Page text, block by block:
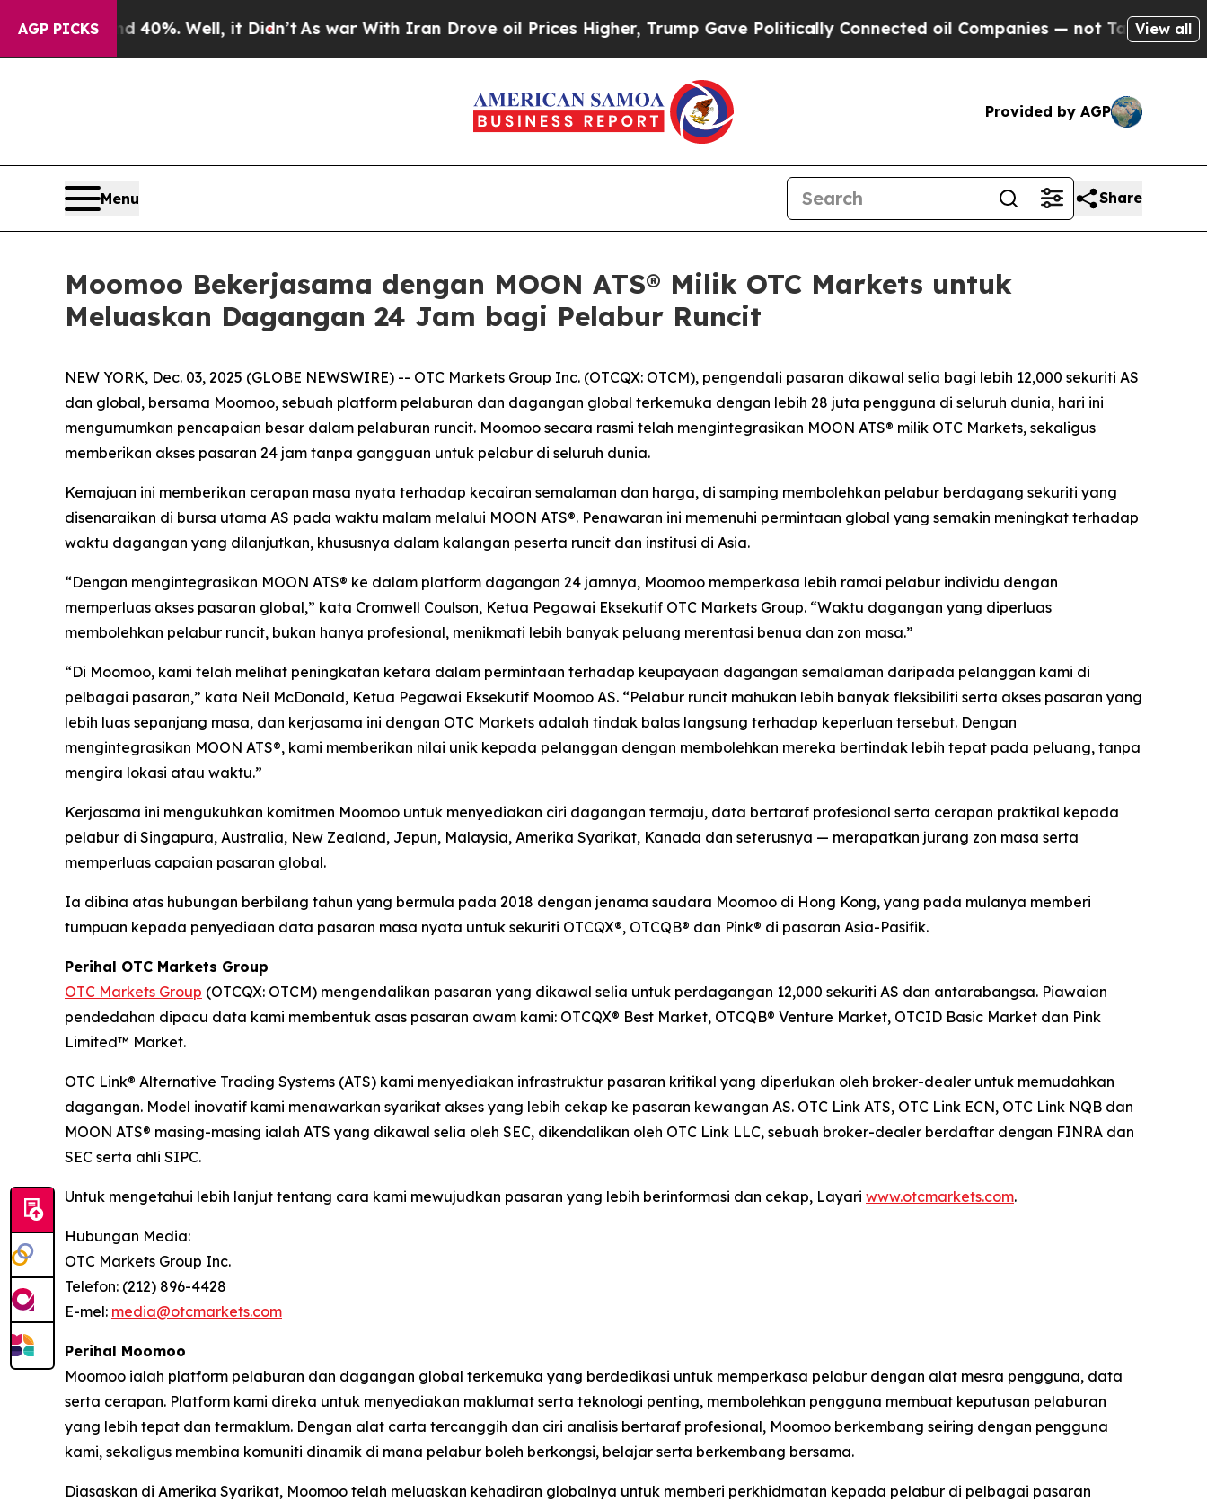
AGP PICKS40%. Well, it Didn’tAs war With Iran Drove oil Prices Higher, Trump Gave Politically Connected oil Companies — not Taxpayers — theView all
Provided by AGP
Menu Share
Moomoo Bekerjasama dengan MOON ATS® Milik OTC Markets untuk
Meluaskan Dagangan 24 Jam bagi Pelabur Runcit
NEW YORK, Dec. 03, 2025 (GLOBE NEWSWIRE) -- OTC Markets Group Inc. (OTCQX: OTCM), pengendali pasaran dikawal selia bagi lebih 12,000 sekuriti AS
dan global, bersama Moomoo, sebuah platform pelaburan dan dagangan global terkemuka dengan lebih 28 juta pengguna di seluruh dunia, hari ini
mengumumkan pencapaian besar dalam pelaburan runcit. Moomoo secara rasmi telah mengintegrasikan MOON ATS® milik OTC Markets, sekaligus
memberikan akses pasaran 24 jam tanpa gangguan untuk pelabur di seluruh dunia.
Kemajuan ini memberikan cerapan masa nyata terhadap kecairan semalaman dan harga, di samping membolehkan pelabur berdagang sekuriti yang
disenaraikan di bursa utama AS pada waktu malam melalui MOON ATS®. Penawaran ini memenuhi permintaan global yang semakin meningkat terhadap
waktu dagangan yang dilanjutkan, khususnya dalam kalangan peserta runcit dan institusi di Asia.
“Dengan mengintegrasikan MOON ATS® ke dalam platform dagangan 24 jamnya, Moomoo memperkasa lebih ramai pelabur individu dengan
memperluas akses pasaran global,” kata Cromwell Coulson, Ketua Pegawai Eksekutif OTC Markets Group. “Waktu dagangan yang diperluas
membolehkan pelabur runcit, bukan hanya profesional, menikmati lebih banyak peluang merentasi benua dan zon masa.”
“Di Moomoo, kami telah melihat peningkatan ketara dalam permintaan terhadap keupayaan dagangan semalaman daripada pelanggan kami di
pelbagai pasaran,” kata Neil McDonald, Ketua Pegawai Eksekutif Moomoo AS. “Pelabur runcit mahukan lebih banyak fleksibiliti serta akses pasaran yang
lebih luas sepanjang masa, dan kerjasama ini dengan OTC Markets adalah tindak balas langsung terhadap keperluan tersebut. Dengan
mengintegrasikan MOON ATS®, kami memberikan nilai unik kepada pelanggan dengan membolehkan mereka bertindak lebih tepat pada peluang, tanpa
mengira lokasi atau waktu.”
Kerjasama ini mengukuhkan komitmen Moomoo untuk menyediakan ciri dagangan termaju, data bertaraf profesional serta cerapan praktikal kepada
pelabur di Singapura, Australia, New Zealand, Jepun, Malaysia, Amerika Syarikat, Kanada dan seterusnya — merapatkan jurang zon masa serta
memperluas capaian pasaran global.
Ia dibina atas hubungan berbilang tahun yang bermula pada 2018 dengan jenama saudara Moomoo di Hong Kong, yang pada mulanya memberi
tumpuan kepada penyediaan data pasaran masa nyata untuk sekuriti OTCQX®, OTCQB® dan Pink® di pasaran Asia-Pasifik.
Perihal OTC Markets Group
OTC Markets Group (OTCQX: OTCM) mengendalikan pasaran yang dikawal selia untuk perdagangan 12,000 sekuriti AS dan antarabangsa. Piawaian
pendedahan dipacu data kami membentuk asas pasaran awam kami: OTCQX® Best Market, OTCQB® Venture Market, OTCID Basic Market dan Pink
Limited™ Market.
OTC Link® Alternative Trading Systems (ATS) kami menyediakan infrastruktur pasaran kritikal yang diperlukan oleh broker-dealer untuk memudahkan
dagangan. Model inovatif kami menawarkan syarikat akses yang lebih cekap ke pasaran kewangan AS. OTC Link ATS, OTC Link ECN, OTC Link NQB dan
MOON ATS® masing-masing ialah ATS yang dikawal selia oleh SEC, dikendalikan oleh OTC Link LLC, sebuah broker-dealer berdaftar dengan FINRA dan
SEC serta ahli SIPC.
Untuk mengetahui lebih lanjut tentang cara kami mewujudkan pasaran yang lebih berinformasi dan cekap, Layari www.otcmarkets.com.
Hubungan Media:
OTC Markets Group Inc.
Telefon: (212) 896-4428
E-mel: media@otcmarkets.com
Perihal Moomoo
Moomoo ialah platform pelaburan dan dagangan global terkemuka yang berdedikasi untuk memperkasa pelabur dengan alat mesra pengguna, data
serta cerapan. Platform kami direka untuk menyediakan maklumat serta teknologi penting, membolehkan pengguna membuat keputusan pelaburan
yang lebih tepat dan termaklum. Dengan alat carta tercanggih dan ciri analisis bertaraf profesional, Moomoo berkembang seiring dengan pengguna
kami, sekaligus membina komuniti dinamik di mana pelabur boleh berkongsi, belajar serta berkembang bersama.
Diasaskan di Amerika Syarikat, Moomoo telah meluaskan kehadiran globalnya untuk memberi perkhidmatan kepada pelabur di pelbagai pasaran